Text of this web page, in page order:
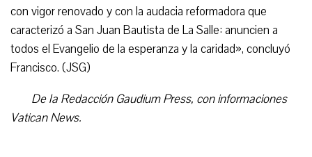
con vigor renovado y con la audacia reformadora que
caracterizó a San Juan Bautista de La Salle: anuncien a
todos el Evangelio de la esperanza y la caridad», concluyó
Francisco. (JSG)
De la Redacción Gaudium Press, con informaciones
Vatican News.